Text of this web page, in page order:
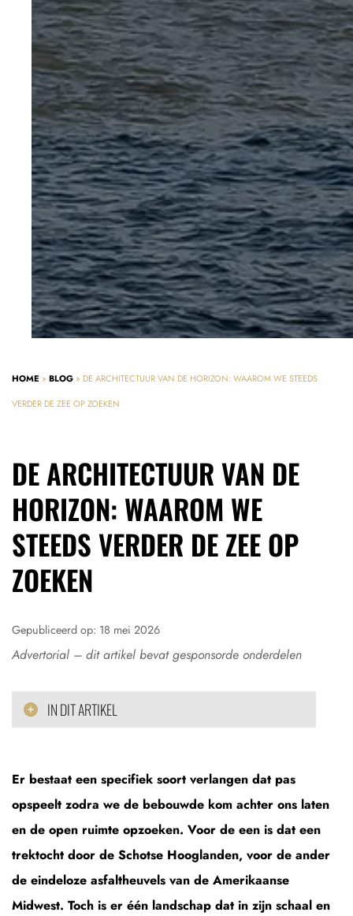
HOME » BLOG » DE ARCHITECTUUR VAN DE HORIZON: WAAROM WE STEEDS
VERDER DE ZEE OP ZOEKEN
DE ARCHITECTUUR VAN DE
HORIZON: WAAROM WE
STEEDS VERDER DE ZEE OP
ZOEKEN
Gepubliceerd op: 18 mei 2026
Advertorial – dit artikel bevat gesponsorde onderdelen
IN DIT ARTIKEL
Er bestaat een specifiek soort verlangen dat pas
opspeelt zodra we de bebouwde kom achter ons laten
en de open ruimte opzoeken. Voor de een is dat een
trektocht door de Schotse Hooglanden, voor de ander
de eindeloze asfaltheuvels van de Amerikaanse
Midwest. Toch is er één landschap dat in zijn schaal en